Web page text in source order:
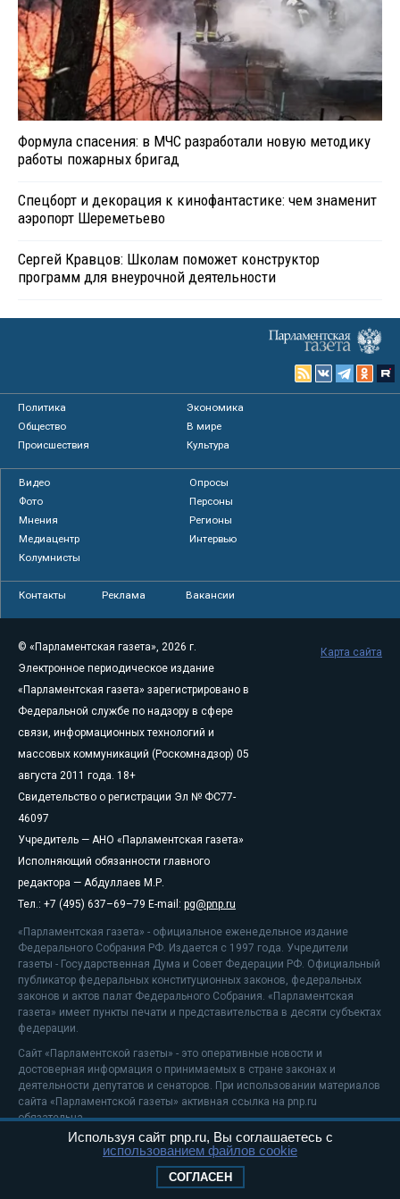
Формула спасения: в МЧС разработали новую методику
работы пожарных бригад
Спецборт и декорация к кинофантастике: чем знаменит
аэропорт Шереметьево
Сергей Кравцов: Школам поможет конструктор
программ для внеурочной деятельности
Политика
Экономика
Общество
В мире
Происшествия
Культура
Видео
Опросы
Фото
Персоны
Мнения
Регионы
Медиацентр
Интервью
Колумнисты
Контакты Реклама Вакансии
© «Парламентская газета», 2026 г.
Электронное периодическое издание
«Парламентская газета» зарегистрировано в
Федеральной службе по надзору в сфере
связи, информационных технологий и
массовых коммуникаций (Роскомнадзор) 05
августа 2011 года. 18+
Свидетельство о регистрации Эл № ФС77-
46097
Учредитель — АНО «Парламентская газета»
Исполняющий обязанности главного
редактора — Абдуллаев М.Р.
Тел.: +7 (495) 637–69–79 E-mail: pg@pnp.ru
«Парламентская газета» - официальное еженедельное издание
Федерального Собрания РФ. Издается с 1997 года. Учредители
газеты - Государственная Дума и Совет Федерации РФ. Официальный
публикатор федеральных конституционных законов, федеральных
законов и актов палат Федерального Собрания. «Парламентская
газета» имеет пункты печати и представительства в десяти субъектах
федерации.
Сайт «Парламентской газеты» - это оперативные новости и
достоверная информация о принимаемых в стране законах и
деятельности депутатов и сенаторов. При использовании материалов
сайта «Парламентской газеты» активная ссылка на pnp.ru
обязательна.
На информационном ресурсе применяютсярекомендательные
Положение о защите персональных данных
Карта сайта
Используя сайт pnp.ru, Вы соглашаетесь с
использованием файлов cookie
СОГЛАСЕН